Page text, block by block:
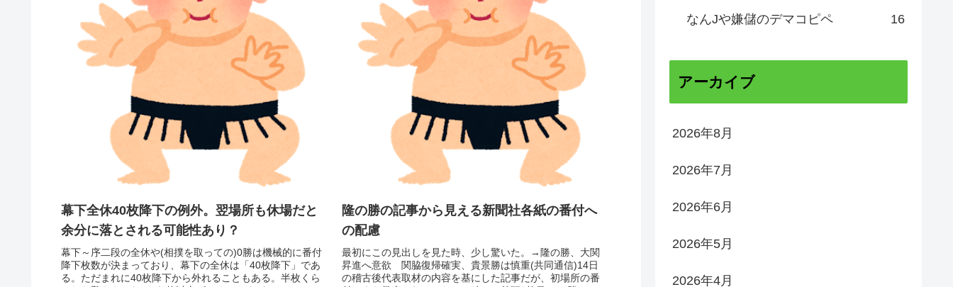
幕下全休40枚降下の例外。翌場所も休場だと
余分に落とされる可能性あり？
幕下～序二段の全休や(相撲を取っての)0勝は機械的に番付
降下枚数が決まっており、幕下の全休は「40枚降下」であ
る。ただまれに40枚降下から外れることもある。半枚くら
隆の勝の記事から見える新聞社各紙の番付へ
の配慮
最初にこの見出しを見た時、少し驚いた。→隆の勝、大関
昇進へ意欲 関脇復帰確実、貴景勝は慎重(共同通信)14日
の稽古後代表取材の内容を基にした記事だが、初場所の番
なんJや嫌儲のデマコピペ 16
アーカイブ
2026年8月
2026年7月
2026年6月
2026年5月
2026年4月